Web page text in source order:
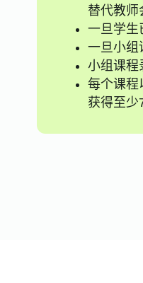
替代教师
一旦学生
一旦小组
小组课程
每个课程
获得至少